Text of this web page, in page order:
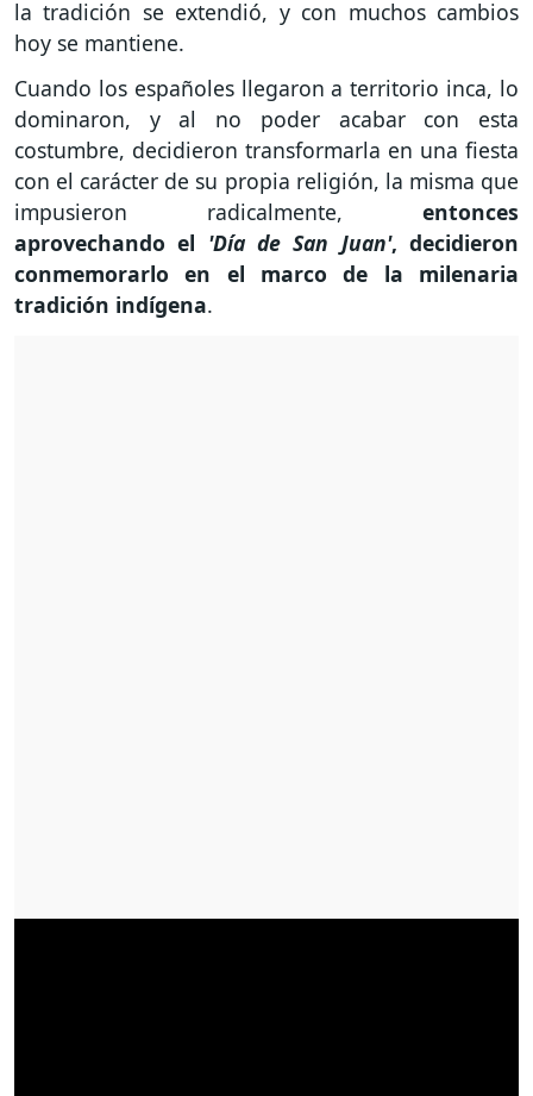
la tradición se extendió, y con muchos cambios
hoy se mantiene.
Cuando los españoles llegaron a territorio inca, lo
dominaron, y al no poder acabar con esta
costumbre, decidieron transformarla en una fiesta
con el carácter de su propia religión, la misma que
impusieron radicalmente, entonces
aprovechando el 'Día de San Juan', decidieron
conmemorarlo en el marco de la milenaria
tradición indígena.